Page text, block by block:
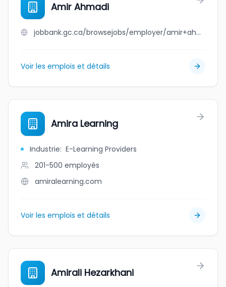
Amir Ahmadi
jobbank.gc.ca/browsejobs/employer/amir+ahmadi/ca
Voir les emplois et détails
Amira Learning
Industrie: E-Learning Providers
201-500 employés
amiralearning.com
Voir les emplois et détails
Amirali Hezarkhani